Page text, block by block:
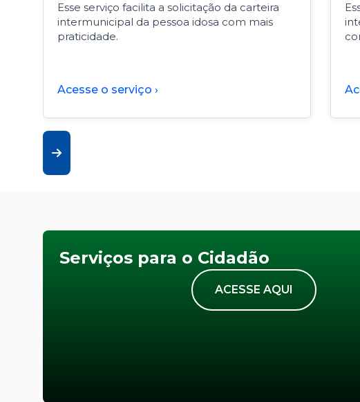
Esse serviço facilita a solicitação da carteira
intermunicipal da pessoa idosa com mais
praticidade.
Acesse o serviço ›
Serviços para o Cidadão
ACESSE AQUI